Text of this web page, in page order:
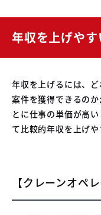
年収を上げや
年収を上げるには、ど
案件を獲得できるの
とに仕事の単価が高
て比較的年収を上げや
【クレーンオペ